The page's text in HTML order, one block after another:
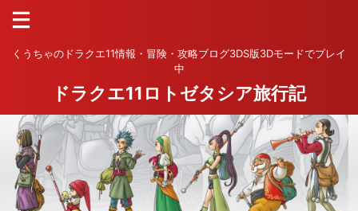
くうちゃのドラクエ11情報・冒険・攻略ブログ3DS版3Dモードでプレイ
中
ドラクエ11ロトゼタシア旅行記